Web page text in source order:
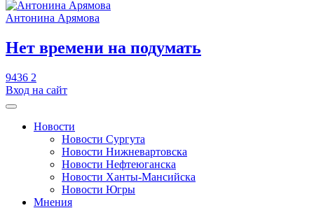
Антонина Арямова
​Нет времени на подумать
9436 2
Вход на сайт
Новости
Новости Сургута
Новости Нижневартовска
Новости Нефтеюганска
Новости Ханты-Мансийска
Новости Югры
Мнения